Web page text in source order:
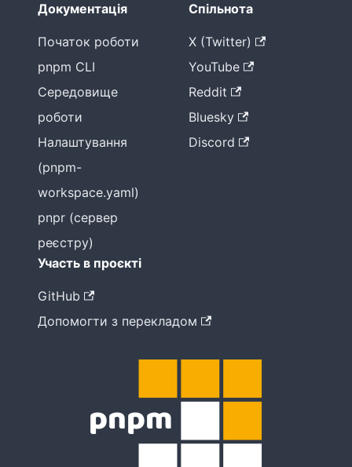
Документація
Початок роботи
pnpm CLI
Середовище
роботи
Налаштування
(pnpm-
workspace.yaml)
pnpr (сервер
реєстру)
Спільнота
X (Twitter)
YouTube
Reddit
Bluesky
Discord
Участь в проєкті
GitHub
Допомогти з перекладом